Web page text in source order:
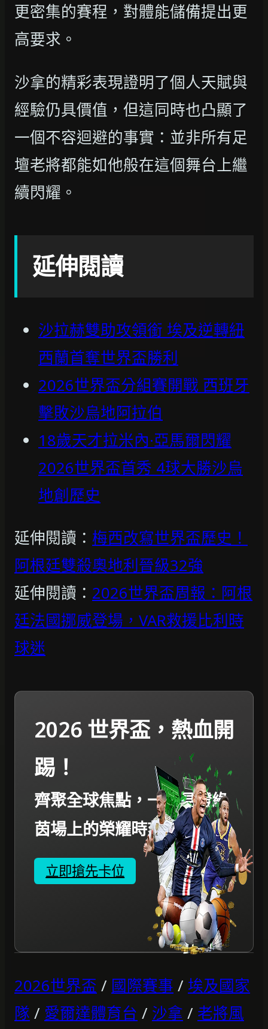
更密集的賽程，對體能儲備提出更
高要求。
沙拿的精彩表現證明了個人天賦與
經驗仍具價值，但這同時也凸顯了
一個不容迴避的事實：並非所有足
壇老將都能如他般在這個舞台上繼
續閃耀。
延伸閱讀
沙拉赫雙助攻領銜 埃及逆轉紐
西蘭首奪世界盃勝利
2026世界盃分組賽開戰 西班牙
擊敗沙烏地阿拉伯
18歲天才拉米內·亞馬爾閃耀
2026世界盃首秀 4球大勝沙烏
地創歷史
延伸閱讀： 梅西改寫世界盃歷史！
阿根廷雙殺奧地利晉級32強
延伸閱讀： 2026世界盃周報：阿根
廷法國挪威登場，VAR救援比利時
球迷
2026 世界盃，熱血開
踢！
齊聚全球焦點，一起見證綠
茵場上的榮耀時刻。
立即搶先卡位
2026世界盃 / 國際賽事 / 埃及國家
隊 / 愛爾達體育台 / 沙拿 / 老將風